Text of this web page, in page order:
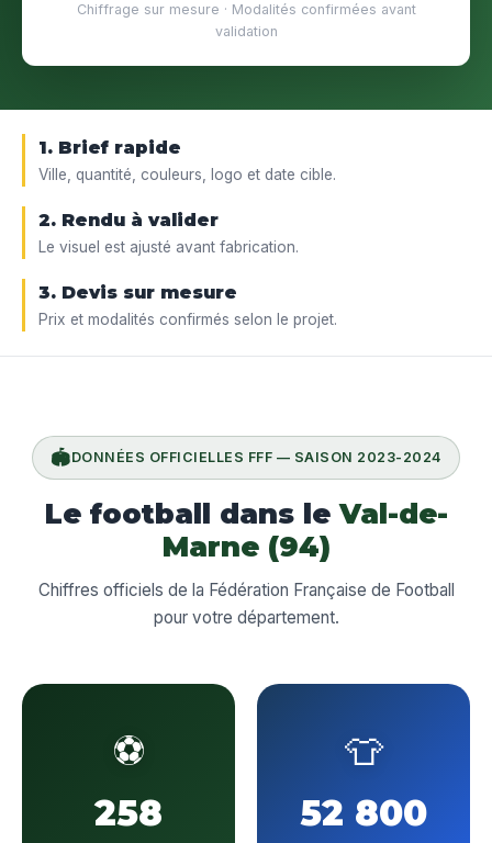
Chiffrage sur mesure · Modalités confirmées avant
validation
1. Brief rapide
Ville, quantité, couleurs, logo et date cible.
2. Rendu à valider
Le visuel est ajusté avant fabrication.
3. Devis sur mesure
Prix et modalités confirmés selon le projet.
🏟️DONNÉES OFFICIELLES FFF — SAISON 2023-2024
Le football dans leVal-de-
Marne (94)
Chiffres officiels de la Fédération Française de Football
pour votre département.
⚽
258
👕
52 800